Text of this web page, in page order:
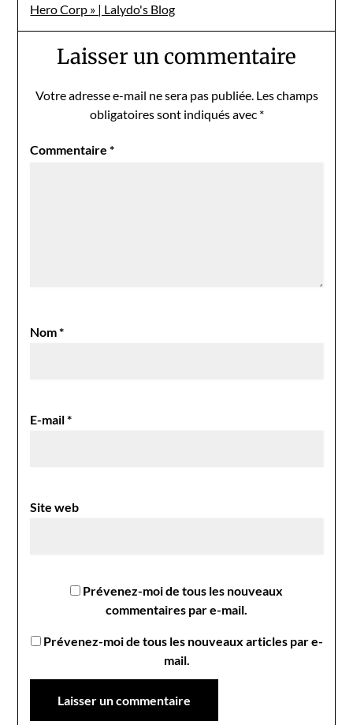
Hero Corp » | Lalydo's Blog
Laisser un commentaire
Votre adresse e-mail ne sera pas publiée. Les champs
obligatoires sont indiqués avec *
Commentaire*
Nom*
E-mail*
Site web
Prévenez-moi de tous les nouveaux
commentaires par e-mail.
Prévenez-moi de tous les nouveaux articles par e-
mail.